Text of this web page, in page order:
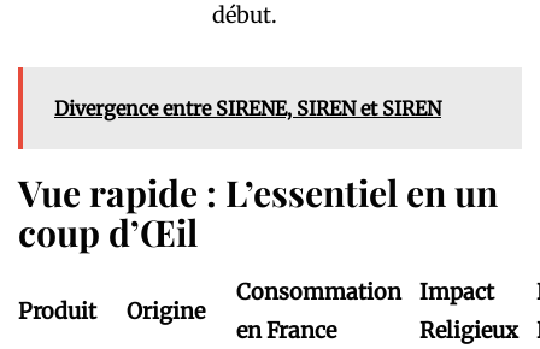
début.
Divergence entre SIRENE, SIREN et SIREN
Vue rapide : L’essentiel en un
coup d’Œil
Produit Origine
Consommation
en France
Impact
Religieux